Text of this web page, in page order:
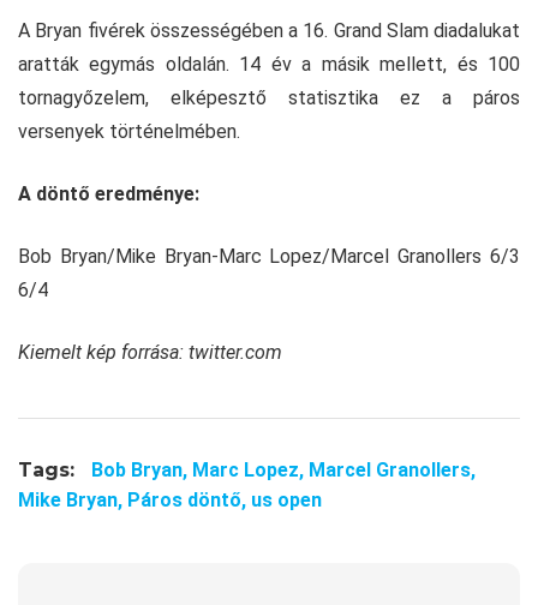
A Bryan fivérek összességében a 16. Grand Slam diadalukat
aratták egymás oldalán. 14 év a másik mellett, és 100
tornagyőzelem, elképesztő statisztika ez a páros
versenyek történelmében.
A döntő eredménye:
Bob Bryan/Mike Bryan-Marc Lopez/Marcel Granollers 6/3
6/4
Kiemelt kép forrása: twitter.com
Tags: Bob Bryan, Marc Lopez, Marcel Granollers,
Mike Bryan, Páros döntő, us open